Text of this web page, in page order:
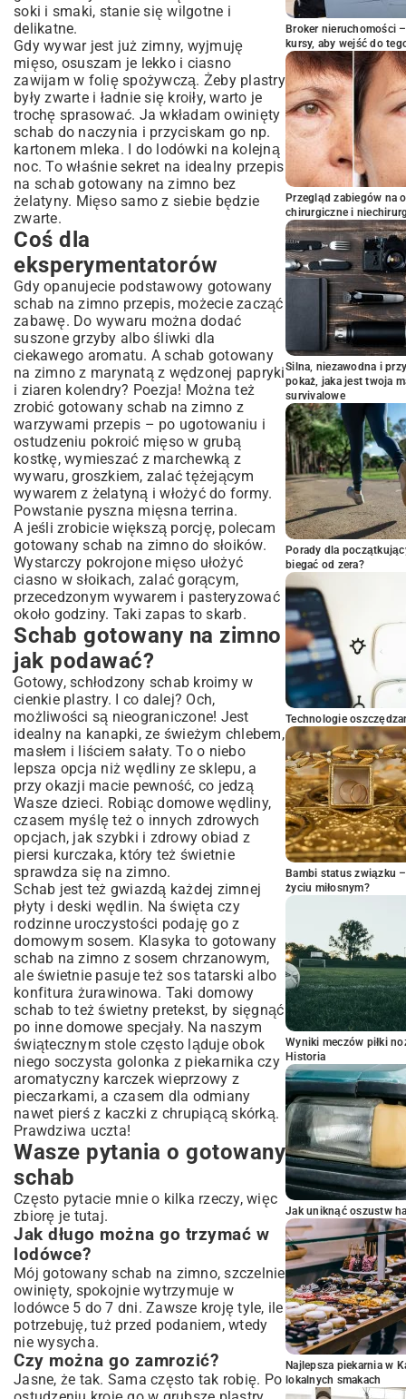
soki i smaki, stanie się wilgotne i
delikatne.
Gdy wywar jest już zimny, wyjmuję
mięso, osuszam je lekko i ciasno
zawijam w folię spożywczą. Żeby plastry
były zwarte i ładnie się kroiły, warto je
trochę sprasować. Ja wkładam owinięty
schab do naczynia i przyciskam go np.
kartonem mleka. I do lodówki na kolejną
noc. To właśnie sekret na idealny przepis
na schab gotowany na zimno bez
żelatyny. Mięso samo z siebie będzie
zwarte.
Coś dla
eksperymentatorów
Gdy opanujecie podstawowy gotowany
schab na zimno przepis, możecie zacząć
zabawę. Do wywaru można dodać
suszone grzyby albo śliwki dla
ciekawego aromatu. A schab gotowany
na zimno z marynatą z wędzonej papryki
i ziaren kolendry? Poezja! Można też
zrobić gotowany schab na zimno z
warzywami przepis – po ugotowaniu i
ostudzeniu pokroić mięso w grubą
kostkę, wymieszać z marchewką z
wywaru, groszkiem, zalać tężejącym
wywarem z żelatyną i włożyć do formy.
Powstanie pyszna mięsna terrina.
A jeśli zrobicie większą porcję, polecam
gotowany schab na zimno do słoików.
Wystarczy pokrojone mięso ułożyć
ciasno w słoikach, zalać gorącym,
przecedzonym wywarem i pasteryzować
około godziny. Taki zapas to skarb.
Schab gotowany na zimno
jak podawać?
Gotowy, schłodzony schab kroimy w
cienkie plastry. I co dalej? Och,
możliwości są nieograniczone! Jest
idealny na kanapki, ze świeżym chlebem,
masłem i liściem sałaty. To o niebo
lepsza opcja niż wędliny ze sklepu, a
przy okazji macie pewność, co jedzą
Wasze dzieci. Robiąc domowe wędliny,
czasem myślę też o innych zdrowych
opcjach, jakszybki i zdrowy obiad z
piersi kurczaka, który też świetnie
sprawdza się na zimno.
Schab jest też gwiazdą każdej zimnej
płyty i deski wędlin. Na święta czy
rodzinne uroczystości podaję go z
domowym sosem. Klasyka to gotowany
schab na zimno z sosem chrzanowym,
ale świetnie pasuje też sos tatarski albo
konfitura żurawinowa. Taki domowy
schab to też świetny pretekst, by sięgnąć
po inne domowe specjały. Na naszym
świątecznym stole często ląduje obok
niego soczysta golonka z piekarnika czy
aromatyczny karczek wieprzowy z
pieczarkami, a czasem dla odmiany
nawet pierś z kaczki z chrupiącą skórką.
Prawdziwa uczta!
Wasze pytania o gotowany
schab
Często pytacie mnie o kilka rzeczy, więc
zbiorę je tutaj.
Jak długo można go trzymać w
lodówce?
Mój gotowany schab na zimno, szczelnie
owinięty, spokojnie wytrzymuje w
lodówce 5 do 7 dni. Zawsze kroję tyle, ile
potrzebuję, tuż przed podaniem, wtedy
nie wysycha.
Czy można go zamrozić?
Jasne, że tak. Sama często tak robię. Po
Broker nieruchomości
kursy, aby wejść do
Przegląd zabiegów na
chirurgiczne i
Silna, niezawodna i
pokaż, jaka jest twoja
survivalowe
Porady dla
biegać od zera?
Technologie
Bambi status związku
życiu miłosnym?
Wyniki meczów piłki
Historia
Jak uniknąć oszustw
Najlepsza piekarnia w
lokalnych smakach